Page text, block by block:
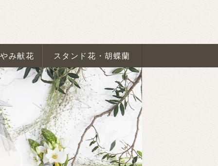
み献花 スタンド花・胡蝶蘭